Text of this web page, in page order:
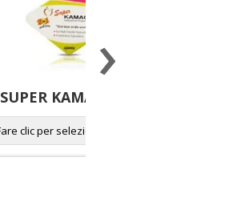
SUPER KAMAGRA pillole
›